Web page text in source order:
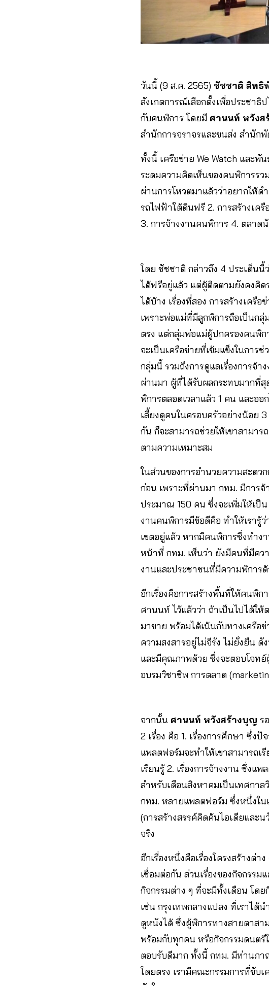
วันนี้ (9 ส.ค. 2565) ชัชชาติ สิทธิ
สังเกตการณ์เลือกตั้งเพื่อประชาธิ
กับคนพิการ โดยมี ศานนท์ หวังส
สำนักการจราจรและขนส่ง สำนัก
ทั้งนี้ เครือข่าย We Watch และพั
ระดมความคิดเห็นของคนพิการร
ผ่านการโหวตมาแล้วว่าอยากให้
รถไฟฟ้าใต้ดินฟรี 2. การสร้างเค
3. การจ้างงานคนพิการ 4. ตลาด
โดย ชัชชาติ กล่าวถึง 4 ประเด็น
ได้ฟรีอยู่แล้ว แต่ผู้ติดตามยังคงคิด
ได้บ้าง เรื่องที่สอง การสร้างเครื
เพราะพ่อแม่ที่มีลูกพิการถือเป็นกลุ่
ตรง แต่กลุ่มพ่อแม่ผู้ปกครองคนพิก
จะเป็นเครือข่ายที่เข้มแข็งในการ
กลุ่มนี้ รวมถึงการดูแลเรื่องการจ้
ผ่านมา ผู้ที่ได้รับผลกระทบมากที่สุ
พิการตลอดเวลาแล้ว 1 คน และอ
เลี้ยงดูคนในครอบครัวอย่างน้อย
กัน ก็จะสามารถช่วยให้เขาสามา
ตามความเหมาะสม
ในส่วนของการอำนวยความสะดว
ก่อน เพราะที่ผ่านมา กทม. มีการ
ประมาณ 150 คน ซึ่งจะเพิ่มให้เป็
งานคนพิการมีข้อดีคือ ทำให้เรารู้
เขตอยู่แล้ว หากมีคนพิการซึ่งทำง
หน้าที่ กทม. เห็นว่า ยังมีคนที่มีคว
งานและประชาชนที่มีความพิการ
อีกเรื่องคือการสร้างพื้นที่ให้คนพิก
ศานนท์ ไว้แล้วว่า ถ้าเป็นไปได้ใ
มาขาย พร้อมได้เน้นกับทางเครือข่
ความสงสารอยู่ไม่จีรัง ไม่ยั่งยืน
และมีคุณภาพด้วย ซึ่งจะตอบโจทย์
อบรมวิชาชีพ การตลาด
จากนั้น ศานนท์ หวังสร้างบุญ ร
2 เรื่อง คือ 1. เรื่องการศึกษา ซึ่ง
แพลตฟอร์มจะทำให้เขาสามารถเ
เรียนรู้ 2. เรื่องการจ้างงาน ซึ่งแ
สำหรับเดือนสิงหาคมเป็นเทศกาล
กทม. หลายแพลตฟอร์ม ซึ่งหนึ่งใ
(การสร้างสรรค์คิดค้นไอเดียและ
จริง
อีกเรื่องหนึ่งคือเรื่องโครงสร้างต่
เชื่อมต่อกัน ส่วนเรื่องของกิจกรร
กิจกรรมต่าง ๆ ที่จะมีทั้งเดือน โด
เช่น กรุงเทพกลางแปลง ที่เราได้
ดูหนังได้ ซึ่งผู้พิการทางสายตาสา
พร้อมกับทุกคน หรือกิจกรรมดนตรี
ตอบรับดีมาก ทั้งนี้ กทม. มีท่านภา
โดยตรง เรามีคณะกรรมการที่ขับ